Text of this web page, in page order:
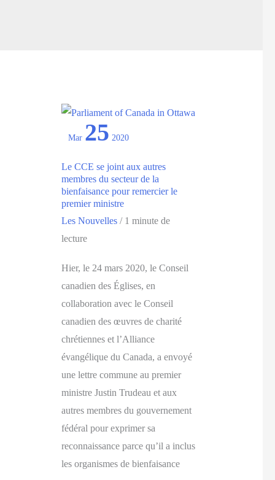
Mar 25 2020
Le CCE se joint aux autres
membres du secteur de la
bienfaisance pour remercier le
premier ministre
Les Nouvelles / 1 minute de
lecture
Hier, le 24 mars 2020, le Conseil
canadien des Églises, en
collaboration avec le Conseil
canadien des œuvres de charité
chrétiennes et l’Alliance
évangélique du Canada, a envoyé
une lettre commune au premier
ministre Justin Trudeau et aux
autres membres du gouvernement
fédéral pour exprimer sa
reconnaissance parce qu’il a inclus
les organismes de bienfaisance